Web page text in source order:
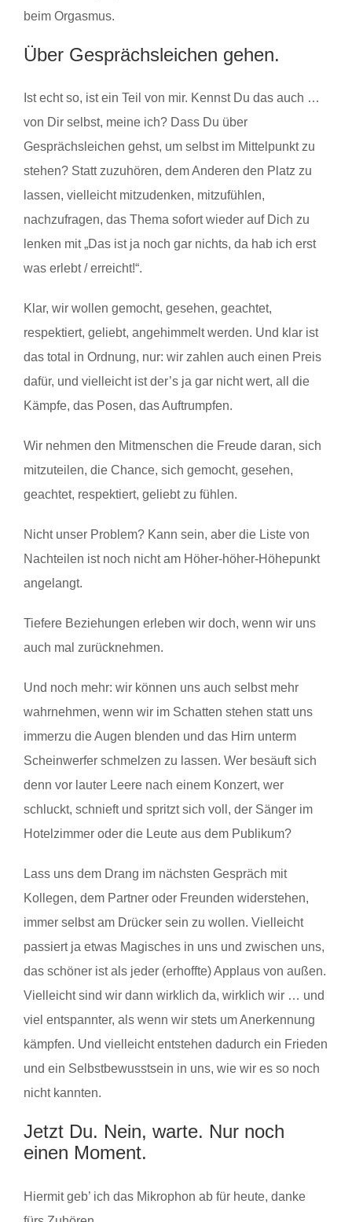
beim Orgasmus.
Über Gesprächsleichen gehen.
Ist echt so, ist ein Teil von mir. Kennst Du das auch …
von Dir selbst, meine ich? Dass Du über
Gesprächsleichen gehst, um selbst im Mittelpunkt zu
stehen? Statt zuzuhören, dem Anderen den Platz zu
lassen, vielleicht mitzudenken, mitzufühlen,
nachzufragen, das Thema sofort wieder auf Dich zu
lenken mit „Das ist ja noch gar nichts, da hab ich erst
was erlebt / erreicht!“.
Klar, wir wollen gemocht, gesehen, geachtet,
respektiert, geliebt, angehimmelt werden. Und klar ist
das total in Ordnung, nur: wir zahlen auch einen Preis
dafür, und vielleicht ist der’s ja gar nicht wert, all die
Kämpfe, das Posen, das Auftrumpfen.
Wir nehmen den Mitmenschen die Freude daran, sich
mitzuteilen, die Chance, sich gemocht, gesehen,
geachtet, respektiert, geliebt zu fühlen.
Nicht unser Problem? Kann sein, aber die Liste von
Nachteilen ist noch nicht am Höher-höher-Höhepunkt
angelangt.
Tiefere Beziehungen erleben wir doch, wenn wir uns
auch mal zurücknehmen.
Und noch mehr: wir können uns auch selbst mehr
wahrnehmen, wenn wir im Schatten stehen statt uns
immerzu die Augen blenden und das Hirn unterm
Scheinwerfer schmelzen zu lassen. Wer besäuft sich
denn vor lauter Leere nach einem Konzert, wer
schluckt, schnieft und spritzt sich voll, der Sänger im
Hotelzimmer oder die Leute aus dem Publikum?
Lass uns dem Drang im nächsten Gespräch mit
Kollegen, dem Partner oder Freunden widerstehen,
immer selbst am Drücker sein zu wollen. Vielleicht
passiert ja etwas Magisches in uns und zwischen uns,
das schöner ist als jeder (erhoffte) Applaus von außen.
Vielleicht sind wir dann wirklich da, wirklich wir … und
viel entspannter, als wenn wir stets um Anerkennung
kämpfen. Und vielleicht entstehen dadurch ein Frieden
und ein Selbstbewusstsein in uns, wie wir es so noch
nicht kannten.
Jetzt Du. Nein, warte. Nur noch
einen Moment.
Hiermit geb’ ich das Mikrophon ab für heute, danke